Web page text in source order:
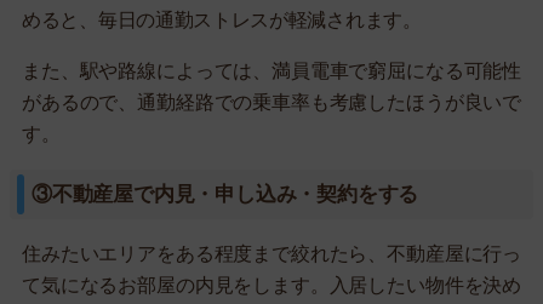
めると、毎日の通勤ストレスが軽減されます。
また、駅や路線によっては、満員電車で窮屈になる可能性
があるので、通勤経路での乗車率も考慮したほうが良いで
す。
③不動産屋で内見・申し込み・契約をする
住みたいエリアをある程度まで絞れたら、不動産屋に行っ
て気になるお部屋の内見をします。入居したい物件を決め